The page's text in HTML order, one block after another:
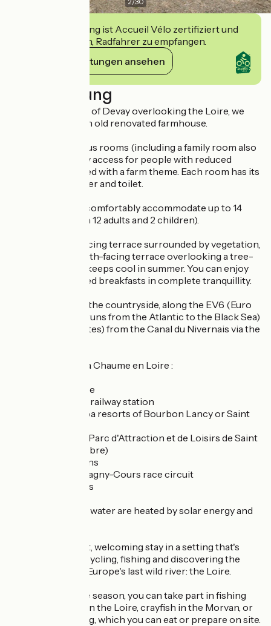
Diese Einrichtung ist Accueil Vélo zertifiziert und
verpflichtet sich, Radfahrer zu empfangen.
Ihre Verpflichtungen ansehen
Beschreibung
In the small village of Devay overlooking the Loire, we
welcome you to an old renovated farmhouse.
We offer 5 spacious rooms (including a family room also
organised to allow access for people with reduced
mobility) decorated with a farm theme. Each room has its
own private shower and toilet.
The building can comfortably accommodate up to 14
people (maximum 12 adults and 2 children).
There is a west-facing terrace surrounded by vegetation,
and a covered south-facing terrace overlooking a tree-
lined garden that keeps cool in summer. You can enjoy
your home-cooked breakfasts in complete tranquillity.
We are located in the countryside, along the EV6 (Euro
Véloroute which runs from the Atlantic to the Black Sea)
and 5 km (15 minutes) from the Canal du Nivernais via the
Distances from La Chaume en Loire :
4km from the Loire
9 km from Decize railway station
30 km from the spa resorts of Bourbon Lancy or Saint
40 km from PAL (Parc d'Attraction et de Loisirs de Saint
Pourçain-sur-Besbre)
40 km from Moulins
40 km from the Magny-Cours race circuit
45 km from Nevers
The buildings and water are heated by solar energy and
You'll enjoy a quiet, welcoming stay in a setting that's
ideal for walking, cycling, fishing and discovering the
flora and fauna of Europe's last wild river: the Loire.
Depending on the season, you can take part in fishing
trips for small fry in the Loire, crayfish in the Morvan, or
mushroom picking, which you can eat or prepare on site.